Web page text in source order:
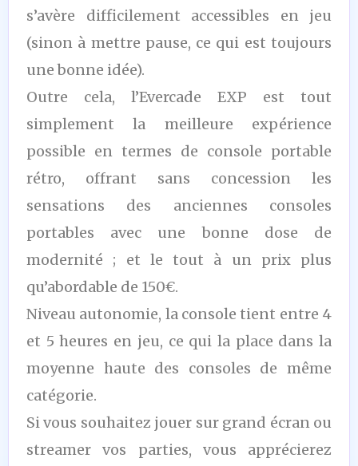
s’avère difficilement accessibles en jeu
(sinon à mettre pause, ce qui est toujours
une bonne idée).
Outre cela, l’Evercade EXP est tout
simplement la meilleure expérience
possible en termes de console portable
rétro, offrant sans concession les
sensations des anciennes consoles
portables avec une bonne dose de
modernité ; et le tout à un prix plus
qu’abordable de 150€.
Niveau autonomie, la console tient entre 4
et 5 heures en jeu, ce qui la place dans la
moyenne haute des consoles de même
catégorie.
Si vous souhaitez jouer sur grand écran ou
streamer vos parties, vous apprécierez